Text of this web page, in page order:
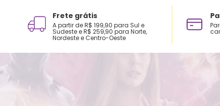
Frete grátis
A partir de R$ 199,90 para Sul e
Sudeste e R$ 259,90 para Norte,
Nordeste e Centro-Oeste